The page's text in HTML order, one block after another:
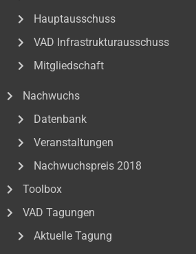
Hauptausschuss
VAD Infrastrukturausschuss
Mitgliedschaft
Nachwuchs
Datenbank
Veranstaltungen
Nachwuchspreis 2018
Toolbox
VAD Tagungen
Aktuelle Tagung